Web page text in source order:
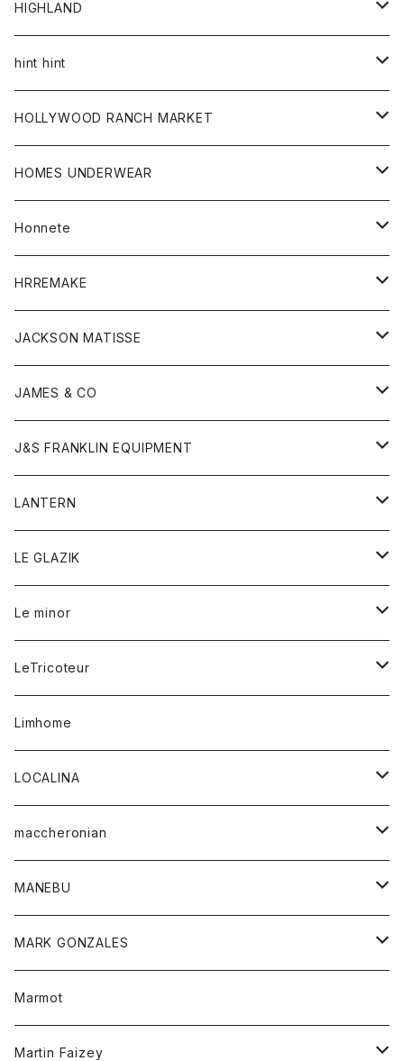
アウター
ジャケット
トップス
シャツ
カーディガン
ボトム
グッズ
帽子
HIGHLAND
帽子
hint hint
ストール
HOLLYWOOD RANCH MARKET
アウター
カーディガン
コート
フリース
アクセサリー
ウォレット
ストール
マフラー
リング
キッズ
Tシャツ
グッズ
アンダーウェア
靴
バンダナ
トップス
カーディガン
ジャケット
タンクトップ
Tシャツ
ボトム
オーバーオール
ショートパンツ
レディース
アウター
カーディガン
セーター
チュニック
HOMES UNDERWEAR
アウター
カーディガン
コート
キッズ
Tシャツ
ロンパース
グッズ
靴
ストール
トップス
カットソー
シャツ
ボトム
オーバーオール
ショートパンツ
レディース
オーバーオール
シャツ
ワンピース
ワンピース
Honnete
ブラウス
ワンピース
HRREMAKE
バック
キッズ
トレーナー
トップス
Gジャケット
スウェット
帽子
JACKSON MATISSE
Tシャツ
帽子
JAMES & CO
ボトム
J&S FRANKLIN EQUIPMENT
アウター
LANTERN
アウター
Tシャツ
LE GLAZIK
レディース
コート
シャツ
ワンピース
Tシャツ
Le minor
ボトム
スカート
パンツ
レディース
アウター
カットソー
トップス
シャツ
LeTricoteur
カーディガン
Limhome
LOCALINA
ロングスリーブテーシャツ
maccheronian
靴
MANEBU
靴
MARK GONZALES
トップス
Tシャツ
Marmot
Martin Faizey